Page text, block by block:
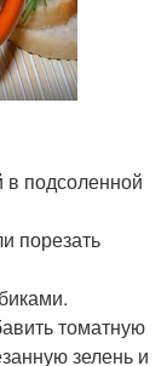
в подсоленной
порезать
томатную
зелень и